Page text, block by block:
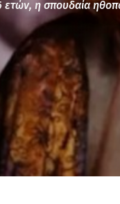
η σπουδαία